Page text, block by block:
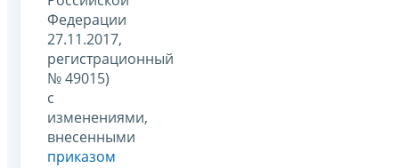
Федерации
27.11.2017,
регистрационный
№ 49015)
с
изменениями,
внесенными
приказом